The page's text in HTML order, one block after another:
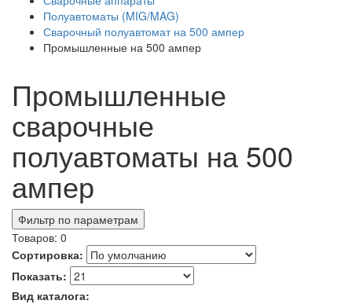
Полуавтоматы (MIG/MAG)
Сварочный полуавтомат на 500 ампер
Промышленные на 500 ампер
Промышленные
сварочные
полуавтоматы на 500
ампер
Фильтр по параметрам
Товаров: 0
Сортировка:
Показать:
Вид каталога: